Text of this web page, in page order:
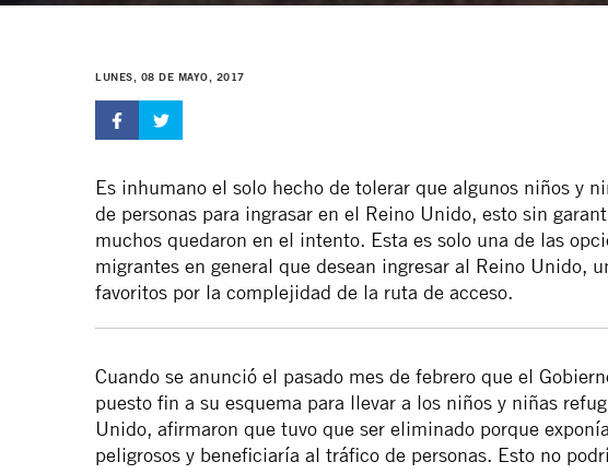
LUNES, 08 DE MAYO, 2017
Es inhumano el solo hecho de tolerar que algunos niños y
de personas para ingrasar en el Reino Unido, esto sin
muchos quedaron en el intento. Esta es solo una de las
migrantes en general que desean ingresar al Reino Unido,
favoritos por la complejidad de la ruta de acceso.
Cuando se anunció el pasado mes de febrero que el
puesto fin a su esquema para llevar a los niños y niñas
Unido, afirmaron que tuvo que ser eliminado porque
peligrosos y beneficiaría al tráfico de personas. Esto no